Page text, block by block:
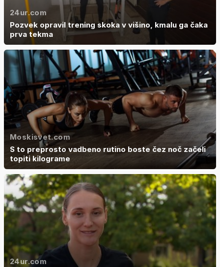
24ur.com
Pozvek opravil trening skoka v višino, kmalu ga čaka
prva tekma
Moskisvet.com
S to preprosto vadbeno rutino boste čez noč začeli
topiti kilograme
24ur.com